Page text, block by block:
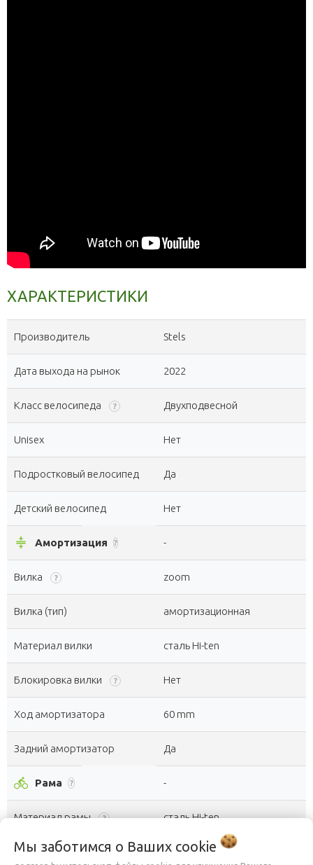
ХАРАКТЕРИСТИКИ
Производитель Stels
Дата выхода на рынок 2022
Класс велосипеда ? Двухподвесной
Unisex Нет
Подростковый велосипед Да
Детский велосипед Нет
compress Амортизация ? -
Вилка ? zoom
Вилка (тип) амортизационная
Материал вилки сталь Hi-ten
Блокировка вилки ? Нет
Ход амортизатора 60 mm
Задний амортизатор Да
directions_bike Рама ? -
Материал рамы ? сталь Hi-ten
Тип рамы ? Открытая
Мы заботимся о Ваших cookie